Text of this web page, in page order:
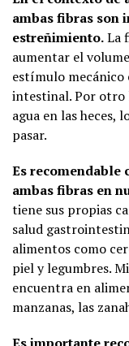
ambas fibras son
estreñimiento.La
aumentar el
estímulo
intestinal. Por otro
agua en las heces,
pasar.
Es recomendable
ambas fibras en
tiene sus propias
salud
alimentos como
piel y legumbres.
encuentra en
manzanas, las